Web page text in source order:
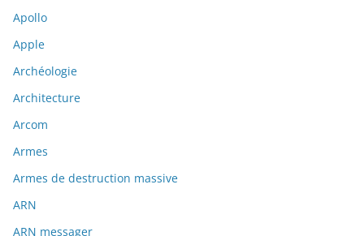
Apollo
Apple
Archéologie
Architecture
Arcom
Armes
Armes de destruction massive
ARN
ARN messager